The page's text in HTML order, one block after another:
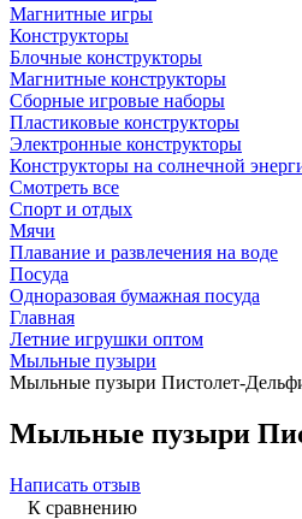
Магнитные игры
Конструкторы
Блочные конструкторы
Магнитные конструкторы
Сборные игровые наборы
Пластиковые конструкторы
Электронные конструкторы
Конструкторы на солнечной
Смотреть все
Спорт и отдых
Мячи
Плавание и развлечения на воде
Посуда
Одноразовая бумажная посуда
Главная
Летние игрушки оптом
Мыльные пузыри
Мыльные пузыри Пистолет-
Мыльные пузыри
Написать отзыв
К сравнению